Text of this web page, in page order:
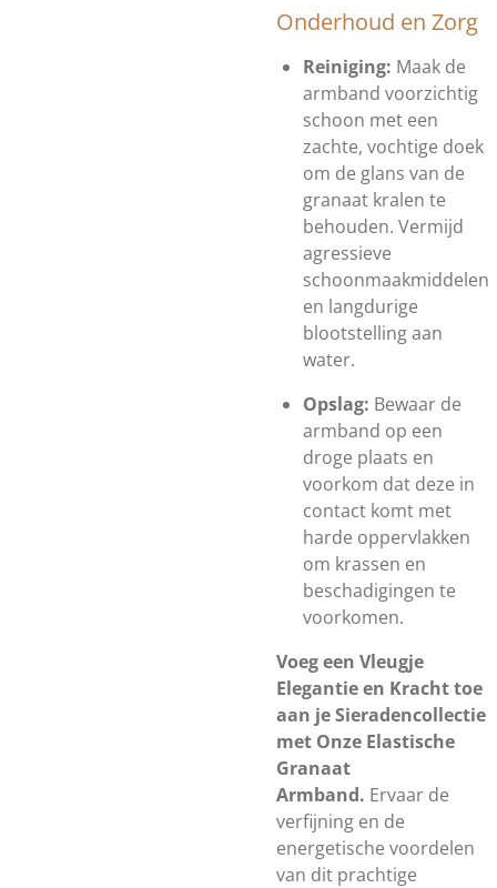
Onderhoud en Zorg
Reiniging: Maak de
armband voorzichtig
schoon met een
zachte, vochtige doek
om de glans van de
granaat kralen te
behouden. Vermijd
agressieve
schoonmaakmiddelen
en langdurige
blootstelling aan
water.
Opslag: Bewaar de
armband op een
droge plaats en
voorkom dat deze in
contact komt met
harde oppervlakken
om krassen en
beschadigingen te
voorkomen.
Voeg een Vleugje
Elegantie en Kracht toe
aan je Sieradencollectie
met Onze Elastische
Granaat
Armband. Ervaar de
verfijning en de
energetische voordelen
van dit prachtige